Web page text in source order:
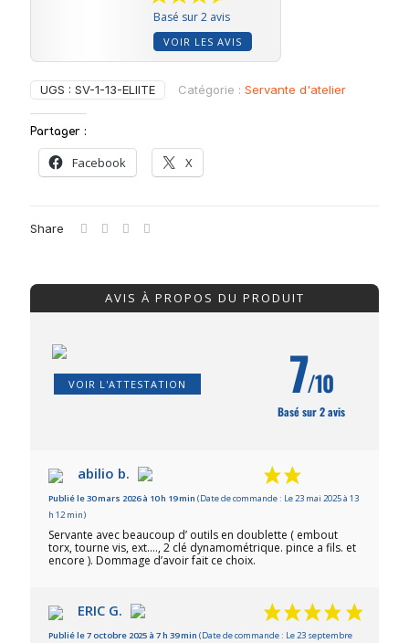
XXXL
Basé sur 2 avis
VOIR LES AVIS
UGS : SV-1-13-ELIITE Catégorie : Servante d'atelier
Partager :
Facebook X
Share
AVIS À PROPOS DU PRODUIT
VOIR L'ATTESTATION 7/10
Basé sur 2 avis
abilio b.
Publié le 30 mars 2026 à 10 h 19 min (Date de commande : Le 23 mai 2025 à 13
h 12 min)
Servante avec beaucoup d’ outils en doublette ( embout
torx, tourne vis, ext…., 2 clé dynamométrique. pince a fils. et
encore ). Dommage d’avoir fait ce choix.
ERIC G.
Publié le 7 octobre 2025 à 7 h 39 min (Date de commande : Le 23 septembre